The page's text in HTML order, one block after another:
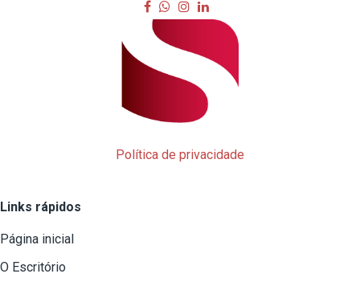
Política de privacidade
Links rápidos
Página inicial
O Escritório